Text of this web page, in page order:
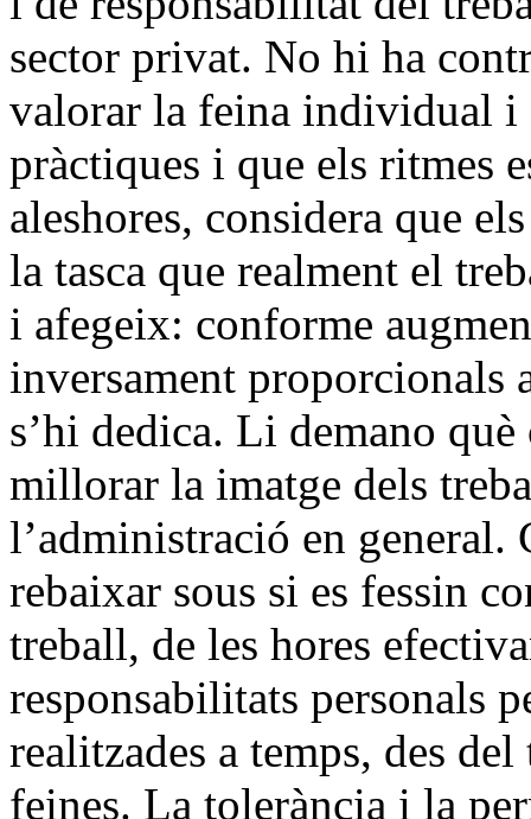
sector privat. No hi ha
valorar la feina individual i
pràctiques i que els ritmes
aleshores, considera que
la tasca que realment el
i afegeix: conforme
inversament proporcionals
s’hi dedica. Li demano
millorar la imatge dels
l’administració en
rebaixar sous si es fessin
treball, de les hores
responsabilitats personals
realitzades a temps, des
feines. La tolerància i la